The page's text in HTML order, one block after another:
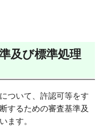
及び標準処理
ついて、許認可等をす
するための審査基準及
ます。